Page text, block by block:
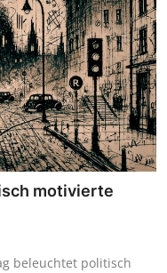
motivierte
beleuchtet politisch